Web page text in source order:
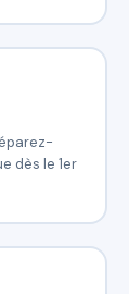
dès le 1er